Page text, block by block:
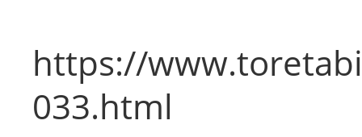
https://
033.html